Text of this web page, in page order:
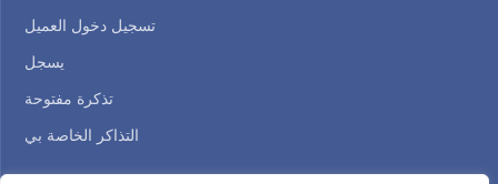
تسجيل دخول العميل
يسجل
تذكرة مفتوحة
التذاكر الخاصة بي